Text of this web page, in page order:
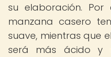
su elaboración. Por
manzana casero
suave, mientras que
será más ácido y